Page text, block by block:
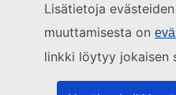
Lisätietoja
muuttamisesta on
linkki löytyy jokaisen
Sosiaalinen media
EU sosiaalisessa mediassa